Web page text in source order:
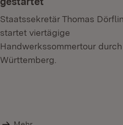
Staatssekretär Thomas
startet viertägige
Handwerkssommertour
Württemberg.